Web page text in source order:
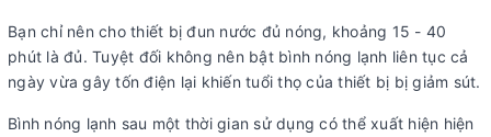
Bạn chỉ nên cho thiết bị đun nước đủ nóng, khoảng 15 - 40
phút là đủ. Tuyệt đối không nên bật bình nóng lạnh liên tục cả
ngày vừa gây tốn điện lại khiến tuổi thọ của thiết bị bị giảm sút.
Bình nóng lạnh sau một thời gian sử dụng có thể xuất hiện hiện